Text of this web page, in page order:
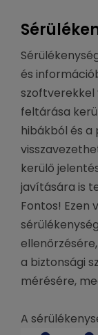
és
szoftverekkel
feltárása
hibákból és
kerülő
javítására is
Fontos! Ezen
a biztonsági
mérésére,
A